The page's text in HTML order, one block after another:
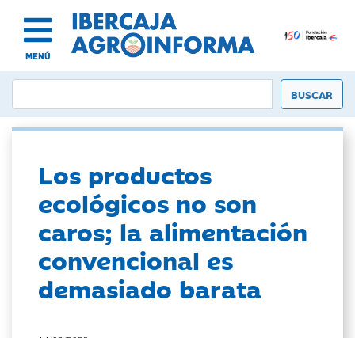
MENÚ
Los productos
ecológicos no son
caros; la alimentación
convencional es
demasiado barata